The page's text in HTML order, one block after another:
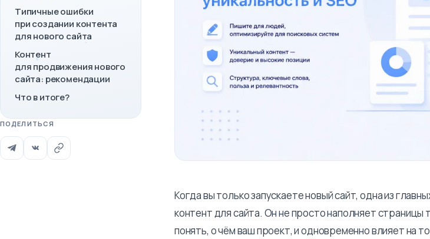
Типичные ошибки
при создании контента
для нового сайта
Контент
для продвижения нового
сайта: рекомендации
Что в итоге?
ПОДЕЛИТЬСЯ
Когда вы только запускаете новый сайт, одна из
контент для сайта. Он не просто наполняет страницы
понять, о чём ваш проект, и одновременно влияет на